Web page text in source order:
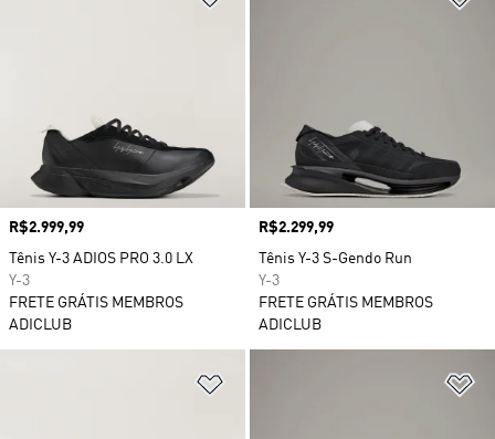
Preço
R$2.999,99
Tênis Y-3 ADIOS PRO 3.0 LX
Y-3
FRETE GRÁTIS MEMBROS
ADICLUB
Preço
R$2.299,99
Tênis Y-3 S-Gendo Run
Y-3
FRETE GRÁTIS MEMBROS
ADICLUB
Adicionar à Lista de Desejos